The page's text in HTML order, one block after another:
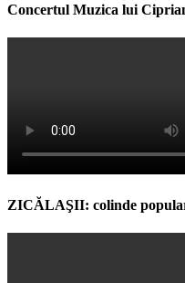
Concertul Muzica lui
ZICĂLAŞII: colinde